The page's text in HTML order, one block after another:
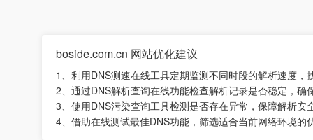
boside.com.cn 网站优化建议
1、利用DNS测速在线工具定期监测不同时段的解析速度，
2、通过DNS解析查询在线功能检查解析记录是否稳定，确
3、使用DNS污染查询工具检测是否存在异常，保障解析安
4、借助在线测试最佳DNS功能，筛选适合当前网络环境的